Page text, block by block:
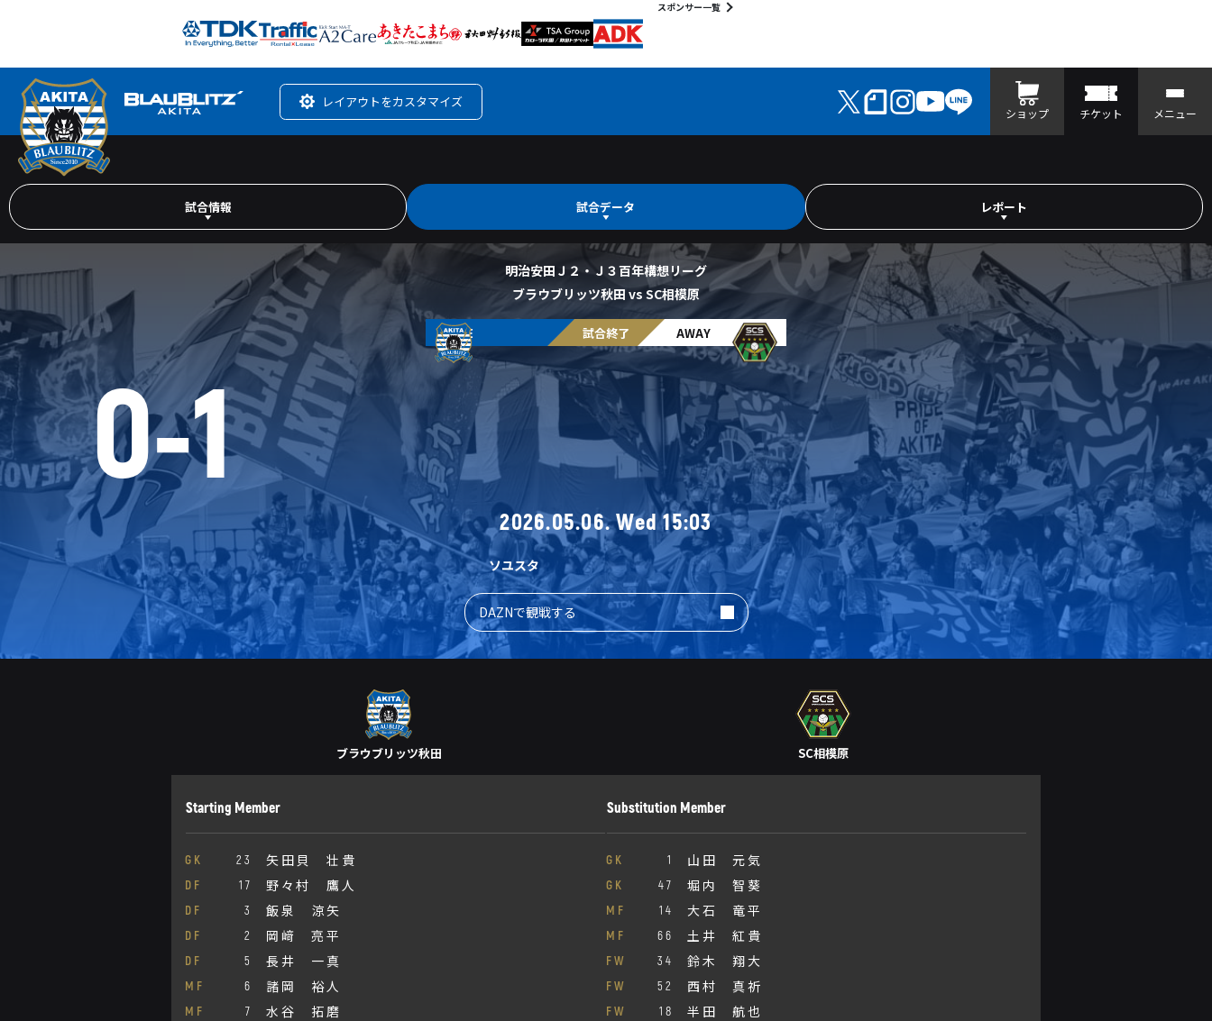
スポンサー一覧
レイアウトをカスタマイズ
ショップ チケット メニュー
試合情報 試合データ レポート
明治安田Ｊ２・Ｊ３百年構想リーグ
ブラウブリッツ秋田 vs SC相模原
HOME 試合終了 AWAY
0-1
2026.05.06. Wed 15:03
ソユスタ
DAZNで観戦する
ブラウブリッツ秋田 SC相模原
Starting Member
GK 23 矢田貝 壮貴
DF 17 野々村 鷹人
DF 3 飯泉 涼矢
DF 2 岡﨑 亮平
DF 5 長井 一真
MF 6 諸岡 裕人
MF 7 水谷 拓磨
Substitution Member
GK 1 山田 元気
GK 47 堀内 智葵
MF 14 大石 竜平
MF 66 土井 紅貴
FW 34 鈴木 翔大
FW 52 西村 真祈
FW 18 半田 航也